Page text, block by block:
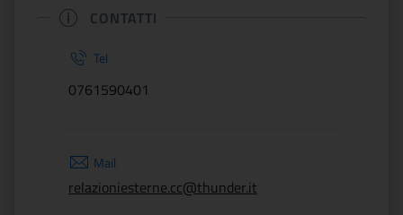
CONTATTI
Tel
0761590401
Mail
relazioniesterne.cc@thunder.it